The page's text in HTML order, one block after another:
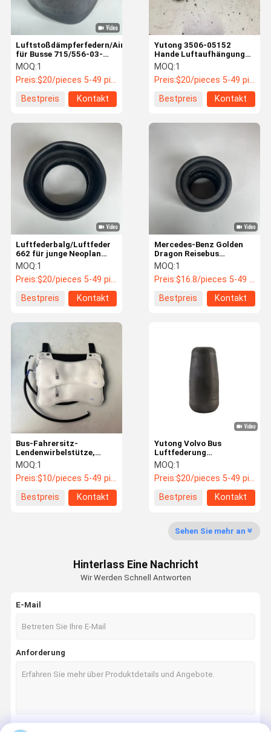
Startseite Fabrik Tour
Qualitätskon Nachrichten Alle Fälle Referenzen
Jinlong Busteile
Yutong 3506-05152
Hande Luftaufhängung
Höhenregelungsventil
MOQ:1
Preis:$20/pieces 5-49 pieces
Bestpreis
Kontakt
Luftstoßdämpferfedern/Airbags
für Busse 715/556-03-
8015 von Shenlong Ankai
King Long
MOQ:1
Preis:$20/pieces 5-49 pieces
Bestpreis
Kontakt
Mercedes-Benz Golden
Dragon Reisebus
Luftfederung/Airbag
819/A0003280101
MOQ:1
Preis:$16.8/pieces 5-49 pieces
Bestpreis
Kontakt
Luftfederbalg/Luftfeder
662 für junge Neoplan
Yutong Busse 2931-
00043
MOQ:1
Preis:$20/pieces 5-49 pieces
Bestpreis
Kontakt
Yutong Volvo Bus
Luftfederung
Feder/Luftsack
882,2931-00447
MOQ:1
Preis:$20/pieces 5-49 pieces
Bestpreis
Kontakt
Bus-Fahrersitz-
Lendenwirbelstütze,
Luftblasenbaugruppe
YTSQ01,
Überlastungsentlastung,
manuelle Einstellung von
Bus-Ersatzteilen
MOQ:1
Preis:$10/pieces 5-49 pieces
Bestpreis
Kontakt
Sehen Sie mehr an
Hinterlass Eine Nachricht
Wir Werden Schnell Antworten
E-Mail
Anforderung